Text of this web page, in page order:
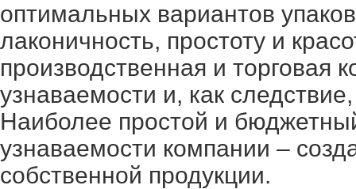
оптимальных вариантов
лаконичность, простоту и
производственная и
узнаваемости и, как
Наиболее простой и
узнаваемости компании –
собственной продукции.